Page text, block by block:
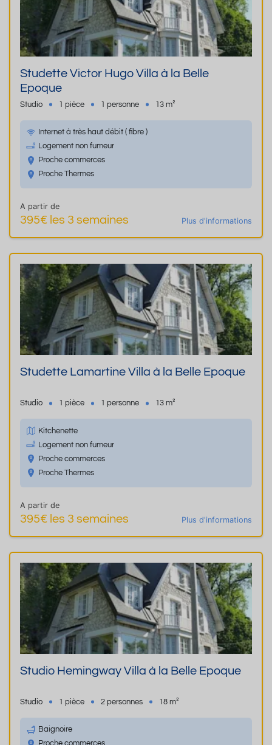
Studette Victor Hugo Villa à la Belle
Epoque
Studio 1 pièce 1 personne 13 m²
Internet à très haut débit ( fibre )
Logement non fumeur
Proche commerces
Proche Thermes
A partir de
395€ les 3 semaines Plus d'informations
Studette Lamartine Villa à la Belle Epoque
Studio 1 pièce 1 personne 13 m²
Kitchenette
Logement non fumeur
Proche commerces
Proche Thermes
A partir de
395€ les 3 semaines Plus d'informations
Studio Hemingway Villa à la Belle Epoque
Studio 1 pièce 2 personnes 18 m²
Baignoire